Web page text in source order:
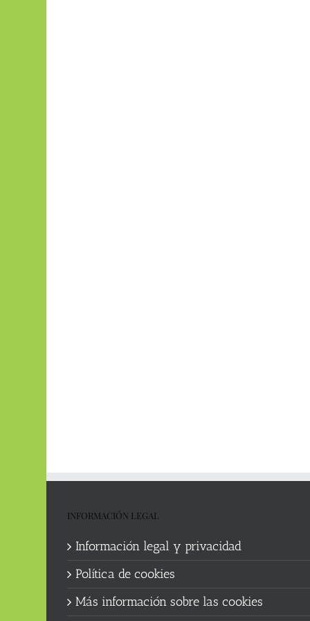
INFORMACIÓN LEGAL
Información legal y privacidad
Política de cookies
Más información sobre las cookies